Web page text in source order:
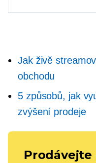
Jak živě
obchodu
5 způsobů, jak
zvýšení prodeje
Prodávejte